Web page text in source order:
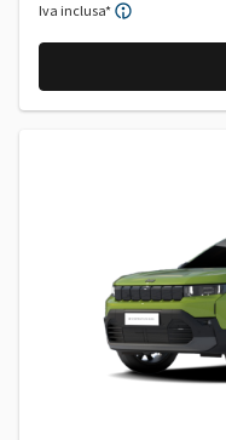
Iva inclusa*